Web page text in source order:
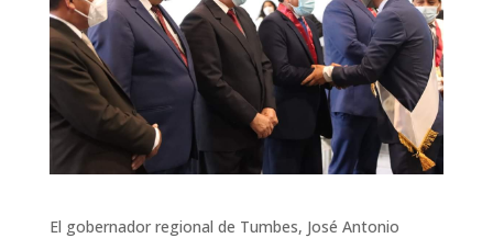
El gobernador regional de Tumbes, José Antonio